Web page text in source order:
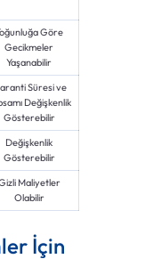
Göre
Gecikmeler
Yaşanabilir
Süresi ve
Değişkenlik
Gösterebilir
Değişkenlik
Gösterebilir
Maliyetler
Olabilir
İçin